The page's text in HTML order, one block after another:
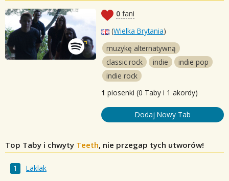
0 fani
(Wielka Brytania)
muzykę alternatywną
classic rock
indie
indie pop
indie rock
1 piosenki (0 Taby i 1 akordy)
Dodaj Nowy Tab
Top Taby i chwyty Teeth, nie przegap tych utworów!
Laklak